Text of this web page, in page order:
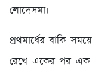
লোদেসমা।
প্রথমার্ধের বাকি
রেখে একের পর এক